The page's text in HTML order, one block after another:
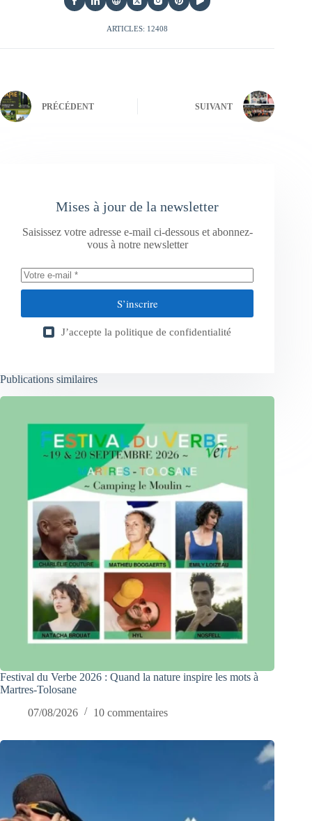
ARTICLES: 12408
PRÉCÉDENT SUIVANT
Mises à jour de la newsletter
Saisissez votre adresse e-mail ci-dessous et abonnez-
vous à notre newsletter
S’inscrire
J’accepte la politique de confidentialité
Publications similaires
Festival du Verbe 2026 : Quand la nature inspire les mots à
Martres-Tolosane
07/08/2026
10 commentaires